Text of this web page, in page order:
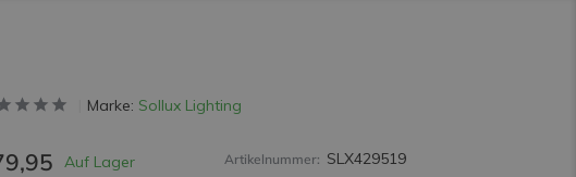
Benutzerkonto
Marke: Sollux Lighting
Auf Lager Artikelnummer: SLX429519